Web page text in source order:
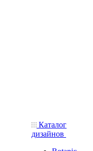
Каталог
дизайнов